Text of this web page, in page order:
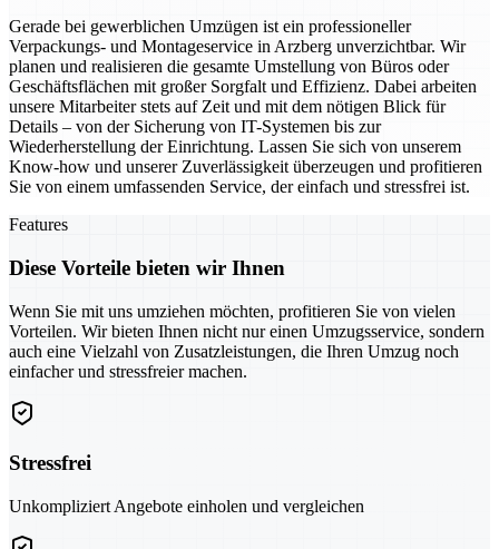
Gerade bei gewerblichen Umzügen ist ein professioneller
Verpackungs- und Montageservice in Arzberg unverzichtbar. Wir
planen und realisieren die gesamte Umstellung von Büros oder
Geschäftsflächen mit großer Sorgfalt und Effizienz. Dabei arbeiten
unsere Mitarbeiter stets auf Zeit und mit dem nötigen Blick für
Details – von der Sicherung von IT-Systemen bis zur
Wiederherstellung der Einrichtung. Lassen Sie sich von unserem
Know-how und unserer Zuverlässigkeit überzeugen und profitieren
Sie von einem umfassenden Service, der einfach und stressfrei ist.
Features
Diese Vorteile bieten wir Ihnen
Wenn Sie mit uns umziehen möchten, profitieren Sie von vielen
Vorteilen. Wir bieten Ihnen nicht nur einen Umzugsservice, sondern
auch eine Vielzahl von Zusatzleistungen, die Ihren Umzug noch
einfacher und stressfreier machen.
Stressfrei
Unkompliziert Angebote einholen und vergleichen